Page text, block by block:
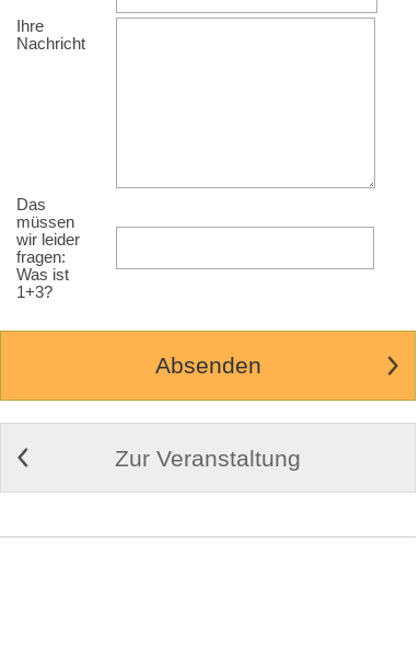
Ihre
Nachricht
Das
müssen
wir leider
fragen:
Was ist
1+3?
Zur Veranstaltung